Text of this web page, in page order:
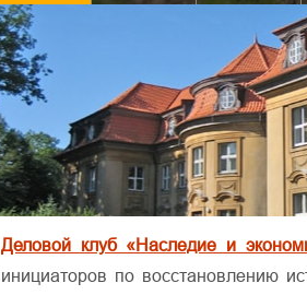
Деловой клуб «Наследие и
инициаторов по восстановлению